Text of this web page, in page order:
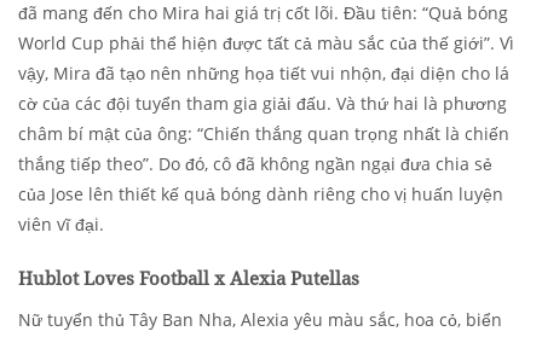
đã mang đến cho Mira hai giá trị cốt lõi. Đầu tiên: “Quả bóng
World Cup phải thể hiện được tất cả màu sắc của thế giới”. Vì
vậy, Mira đã tạo nên những họa tiết vui nhộn, đại diện cho lá
cờ của các đội tuyển tham gia giải đấu. Và thứ hai là phương
châm bí mật của ông: “Chiến thắng quan trọng nhất là chiến
thắng tiếp theo”. Do đó, cô đã không ngần ngại đưa chia sẻ
của Jose lên thiết kế quả bóng dành riêng cho vị huấn luyện
viên vĩ đại.
Hublot Loves Football x Alexia Putellas
Nữ tuyển thủ Tây Ban Nha, Alexia yêu màu sắc, hoa cỏ, biển